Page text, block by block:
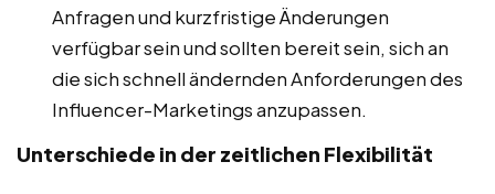
Anfragen und kurzfristige Änderungen
verfügbar sein und sollten bereit sein, sich an
die sich schnell ändernden Anforderungen des
Influencer-Marketings anzupassen.
Unterschiede in der zeitlichen Flexibilität